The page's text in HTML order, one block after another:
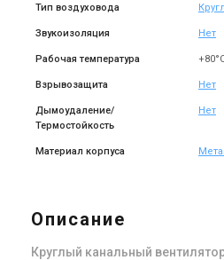
20 178 грн
Купить
21
Ostberg KVFU 315 C1
25 570 грн
Тип воздуховода
Звукоизоляция Нет
Рабочая температура
Взрывозащита Нет
Дымоудаление/
Термостойкость
Нет
Материал корпуса
Описание
Круглый канальный